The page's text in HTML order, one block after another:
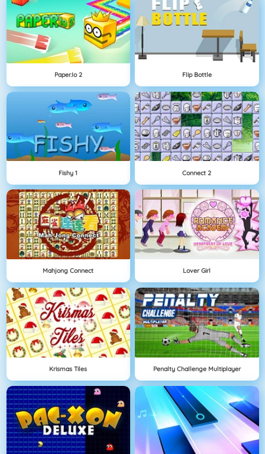
Paper.io 2 Flip Bottle
Fishy 1 Connect 2
Mahjong Connect Lover Girl
Krismas Tiles Penalty Challenge Multiplayer